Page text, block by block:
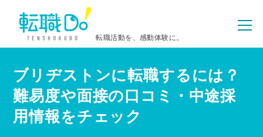
転職活動を、感動体験に。
ブリヂストンに転職するには？
難易度や面接の口コミ・中途採
用情報をチェック